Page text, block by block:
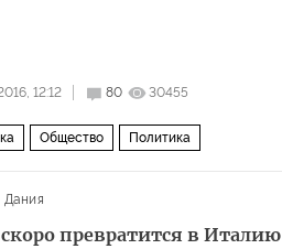
12:12 80 30455
Общество Политика
Дания
превратится в Италию